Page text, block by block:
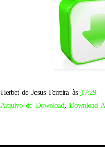
Herbet de Jesus Ferreira às 17:29
Arquivo de Download, Download